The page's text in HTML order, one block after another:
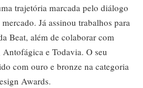
trajetória marcada pelo diálogo
Já assinou trabalhos para
Beat, além de colaborar com
e Todavia. O seu
com ouro e bronze na categoria
Awards.